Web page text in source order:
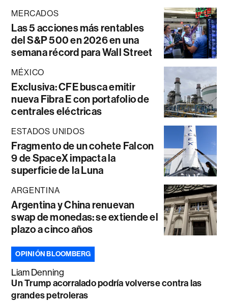
MERCADOS
Las 5 acciones más rentables
del S&P 500 en 2026 en una
semana récord para Wall Street
MÉXICO
Exclusiva: CFE busca emitir
nueva Fibra E con portafolio de
centrales eléctricas
ESTADOS UNIDOS
Fragmento de un cohete Falcon
9 de SpaceX impacta la
superficie de la Luna
ARGENTINA
Argentina y China renuevan
swap de monedas: se extiende el
plazo a cinco años
OPINIÓN BLOOMBERG
Liam Denning
Un Trump acorralado podría volverse contra las
grandes petroleras